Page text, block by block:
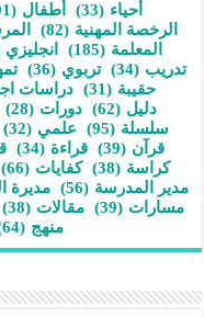
أحياء (33) أطفال (191)
الرخصة المهنية (82)
المعلمة (185) انجليزي
تدريب (34) تربوي (36)
حقيبة (31) دراسات
دليل (62) دورات (28)
سلسلة (95) علمي (32)
قرآن (39) قراءة (34)
كراسة (38) كفايات (66)
مدير المدرسة (56) مديرة
مسارات (39) مقالات (38)
منهج (64)